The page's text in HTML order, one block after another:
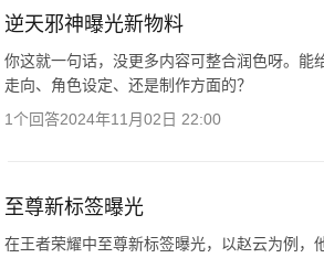
逆天邪神曝光新物料
你这就一句话，没更多内容可整合润色呀。
走向、角色设定、还是制作方面的？
1个回答2024年11月02日 22:00
至尊新标签曝光
在王者荣耀中至尊新标签曝光，以赵云为例，